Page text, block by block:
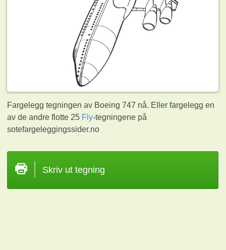
Fargelegg tegningen av Boeing 747 nå. Eller fargelegg en
av de andre flotte 25 Fly-tegningene på
sotefargeleggingssider.no
Skriv ut tegning